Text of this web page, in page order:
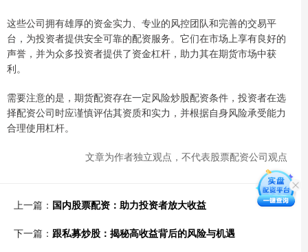
这些公司拥有雄厚的资金实力、专业的风控团队和完善的交易平
台，为投资者提供安全可靠的配资服务。它们在市场上享有良好的
声誉，并为众多投资者提供了资金杠杆，助力其在期货市场中获
利。
需要注意的是，期货配资存在一定风险炒股配资条件，投资者在选
择配资公司时应谨慎评估其资质和实力，并根据自身风险承受能力
合理使用杠杆。
文章为作者独立观点，不代表股票配资公司观点
上一篇： 国内股票配资：助力投资者放大收益
下一篇： 跟私募炒股：揭秘高收益背后的风险与机遇